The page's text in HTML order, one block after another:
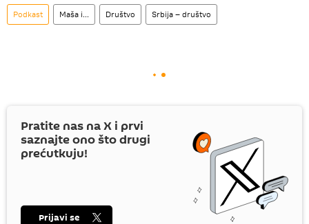
Podkast Maša i... Društvo Srbija – društvo
Pratite nas naX i prvi
saznajte ono što drugi
prećutkuju!
Prijavi se